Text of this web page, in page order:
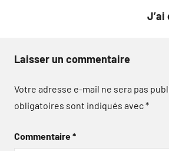
Laisser un commentaire
Votre adresse e-mail ne sera pas
obligatoires sont indiqués avec*
Commentaire*